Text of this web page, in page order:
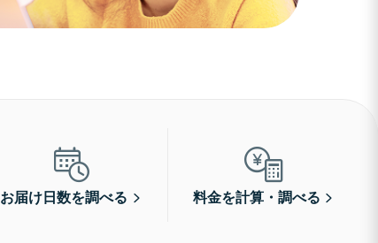
お届け日数を調べる 料金を計算・調べる